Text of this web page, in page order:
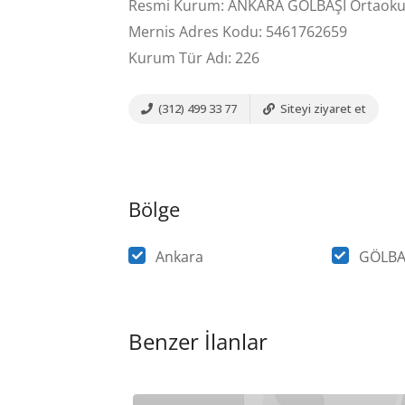
Resmi Kurum: ANKARA GÖLBAŞI
Mernis Adres Kodu: 5461762659
Kurum Tür Adı: 226
(312) 499 33 77 Siteyi ziyaret et
Bölge
Ankara
Benzer İlanlar